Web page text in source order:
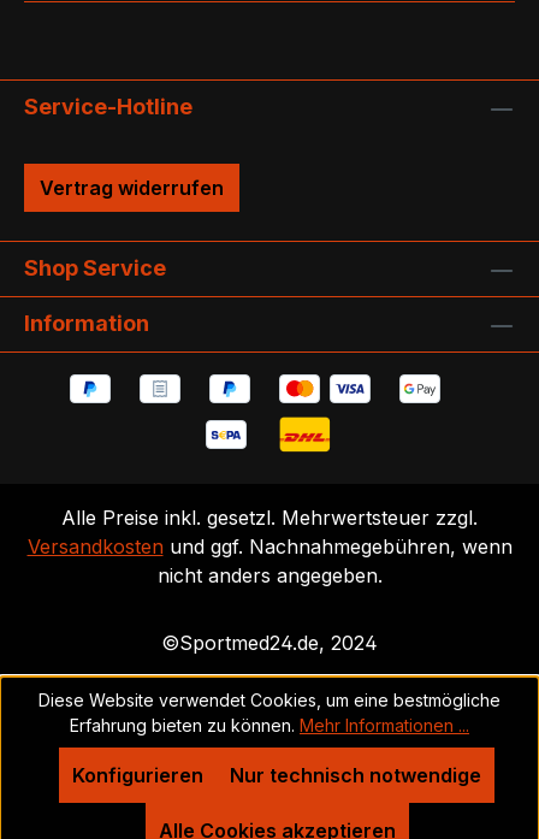
Service-Hotline
Vertrag widerrufen
Shop Service
Information
Alle Preise inkl. gesetzl. Mehrwertsteuer zzgl.
Versandkosten und ggf. Nachnahmegebühren, wenn
nicht anders angegeben.
©Sportmed24.de, 2024
Diese Website verwendet Cookies, um eine bestmögliche
Erfahrung bieten zu können. Mehr Informationen ...
Nur technisch notwendige
Konfigurieren
Alle Cookies akzeptieren